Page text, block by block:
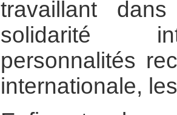
travaillant
solidarité
personnalités
internationale,